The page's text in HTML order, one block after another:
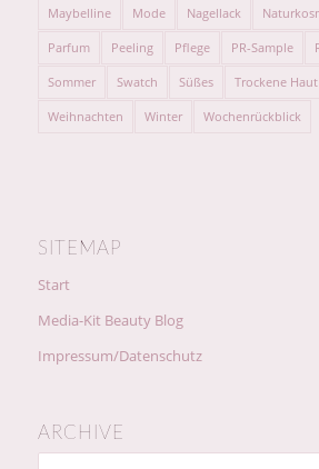
Maybelline Mode Nagellack
Parfum Peeling Pflege PR-Sample
Sommer Swatch Süßes Trockene Haut
Weihnachten Winter Wochenrückblick
SITEMAP
Start
Media-Kit Beauty Blog
Impressum/Datenschutz
ARCHIVE